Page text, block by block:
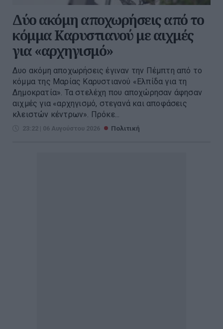
Δύο ακόμη αποχωρήσεις από το
κόμμα Καρυστιανού με αιχμές
για «αρχηγισμό»
Δυο ακόμη αποχωρήσεις έγιναν την Πέμπτη από το
κόμμα της Μαρίας Καρυστιανού «Ελπίδα για τη
Δημοκρατία». Τα στελέχη που αποχώρησαν άφησαν
αιχμές για «αρχηγισμό, στεγανά και αποφάσεις
κλειστών κέντρων». Πρόκε...
23:22 | 06 Αυγούστου 2026 Πολιτική